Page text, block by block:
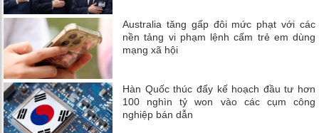
Australia tăng gấp đôi mức phạt với các
nền tảng vi phạm lệnh cấm trẻ em dùng
mạng xã hội
Hàn Quốc thúc đẩy kế hoạch đầu tư hơn
100 nghìn tỷ won vào các cụm công
nghiệp bán dẫn